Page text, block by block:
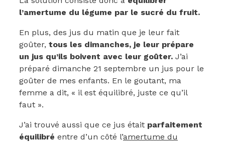
l’amertume du légume par le sucré du fruit.
En plus, des jus du matin que je leur fait
goûter, tous les dimanches, je leur prépare
un jus qu’ils boivent avec leur goûter. J’ai
préparé dimanche 21 septembre un jus pour le
goûter de mes enfants. En le goutant, ma
femme a dit, « il est équilibré, juste ce qu’il
faut ».
J’ai trouvé aussi que ce jus était parfaitement
équilibré entre d’un côté l’amertume du